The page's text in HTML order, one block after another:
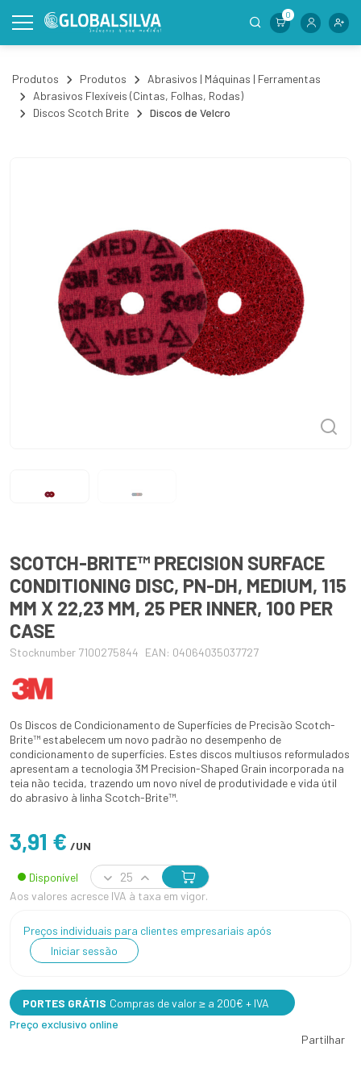
0
Produtos Produtos
Abrasivos | Máquinas | Ferramentas
Abrasivos Flexíveis (Cintas, Folhas, Rodas)
Discos Scotch Brite
Discos de Velcro
SCOTCH-BRITE™ PRECISION SURFACE
CONDITIONING DISC, PN-DH, MEDIUM, 115
MM X 22,23 MM, 25 PER INNER, 100 PER
CASE
Stocknumber 7100275844 EAN: 04064035037727
Os Discos de Condicionamento de Superfícies de Precisão Scotch-
Brite™ estabelecem um novo padrão no desempenho de
condicionamento de superfícies. Estes discos multiusos reformulados
apresentam a tecnologia 3M Precision-Shaped Grain incorporada na
teia não tecida, trazendo um novo nível de produtividade e vida útil
do abrasivo à linha Scotch-Brite™.
3,91 € /UN
Disponível
Aos valores acresce IVA à taxa em vigor.
Preços individuais para clientes empresariais após
Iniciar sessão
PORTES GRÁTIS Compras de valor ≥ a 200€ + IVA
Preço exclusivo online
Partilhar